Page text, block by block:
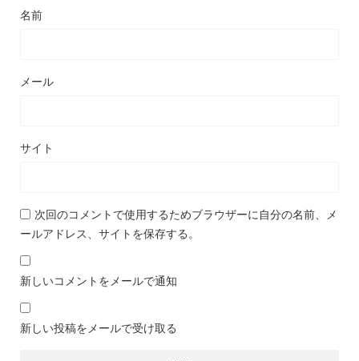
名前
メール
サイト
次回のコメントで使用するためブラウザーに自分の名前、メ
ールアドレス、サイトを保存する。
新しいコメントをメールで通知
新しい投稿をメールで受け取る